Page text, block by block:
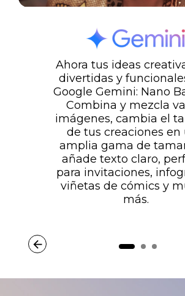
Ahora tus ideas
divertidas y
Google Gemini: Nano
Combina y mezcla
imágenes, cambia el
de tus creaciones en
amplia gama de
añade texto claro,
para invitaciones,
viñetas de cómics y
más.